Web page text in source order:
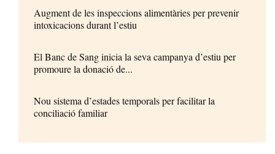
Augment de les inspeccions alimentàries per prevenir
intoxicacions durant l’estiu
El Banc de Sang inicia la seva campanya d’estiu per
promoure la donació de...
Nou sistema d’estades temporals per facilitar la
conciliació familiar